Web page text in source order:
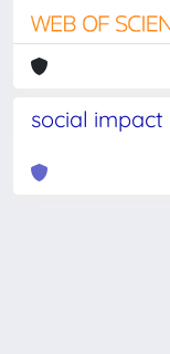
social impact